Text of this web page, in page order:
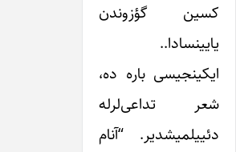
کسین گؤزوندن
یایینسادا..
ایکینجیسی باره ده،
شعر تداعی‌لرله
دئییلمیشدیر. “آنام